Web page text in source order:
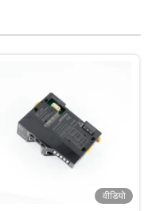
वीडियो